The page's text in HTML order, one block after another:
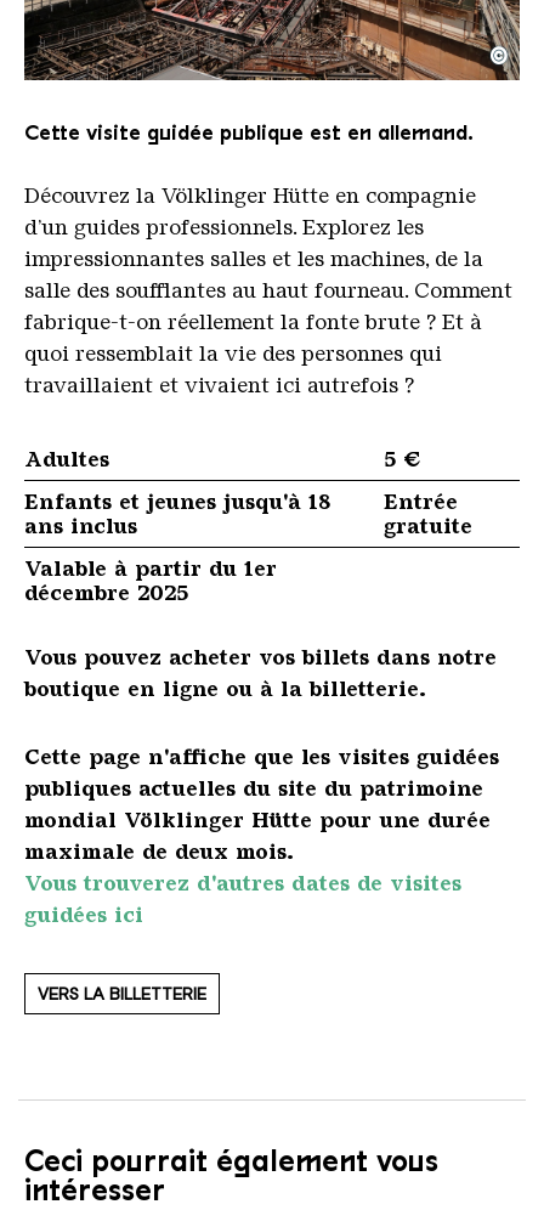
Le monte-charge incliné de la Völklinger Hütte
Copyright: Weltkulturerbe Völklinger Hütte | Karl
©
Cette visite guidée publique est en allemand.
Découvrez la Völklinger Hütte en compagnie
d’un guides professionnels. Explorez les
impressionnantes salles et les machines, de la
salle des soufflantes au haut fourneau. Comment
fabrique-t-on réellement la fonte brute ? Et à
quoi ressemblait la vie des personnes qui
travaillaient et vivaient ici autrefois ?
Adultes
5 €
Enfants et jeunes jusqu'à 18
ans inclus
Entrée
gratuite
Valable à partir du 1er
décembre 2025
Vous pouvez acheter vos billets dans notre
boutique en ligne ou à la billetterie.
Cette page n'affiche que les visites guidées
publiques actuelles du site du patrimoine
mondial Völklinger Hütte pour une durée
maximale de deux mois.
Vous trouverez d'autres dates de visites
guidées ici
VERS LA BILLETTERIE
Ceci pourrait également vous
intéresser